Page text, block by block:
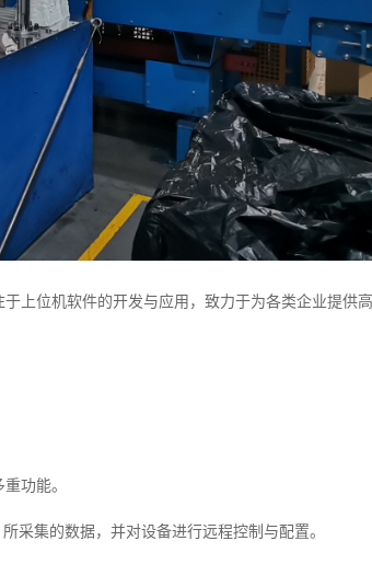
上位机软件的开发与应用，致力于为各类企业提供
功能。
采集的数据，并对设备进行远程控制与配置。